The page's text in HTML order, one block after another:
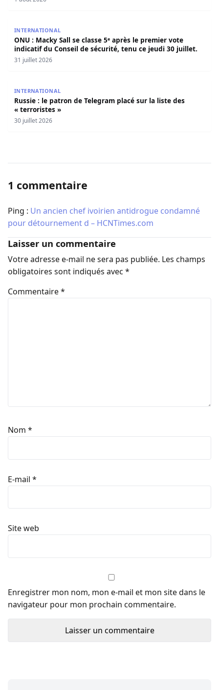
INTERNATIONAL
ONU : Macky Sall se classe 5ᵉ après le premier vote
indicatif du Conseil de sécurité, tenu ce jeudi 30 juillet.
31 juillet 2026
INTERNATIONAL
Russie : le patron de Telegram placé sur la liste des
« terroristes »
30 juillet 2026
1 commentaire
Ping : Un ancien chef ivoirien antidrogue condamné
pour détournement d – HCNTimes.com
Laisser un commentaire
Votre adresse e-mail ne sera pas publiée. Les champs
obligatoires sont indiqués avec *
Commentaire*
Nom *
E-mail *
Site web
Enregistrer mon nom, mon e-mail et mon site dans le
navigateur pour mon prochain commentaire.